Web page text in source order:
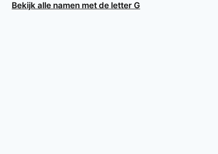
Bekijk alle namen met de letter G